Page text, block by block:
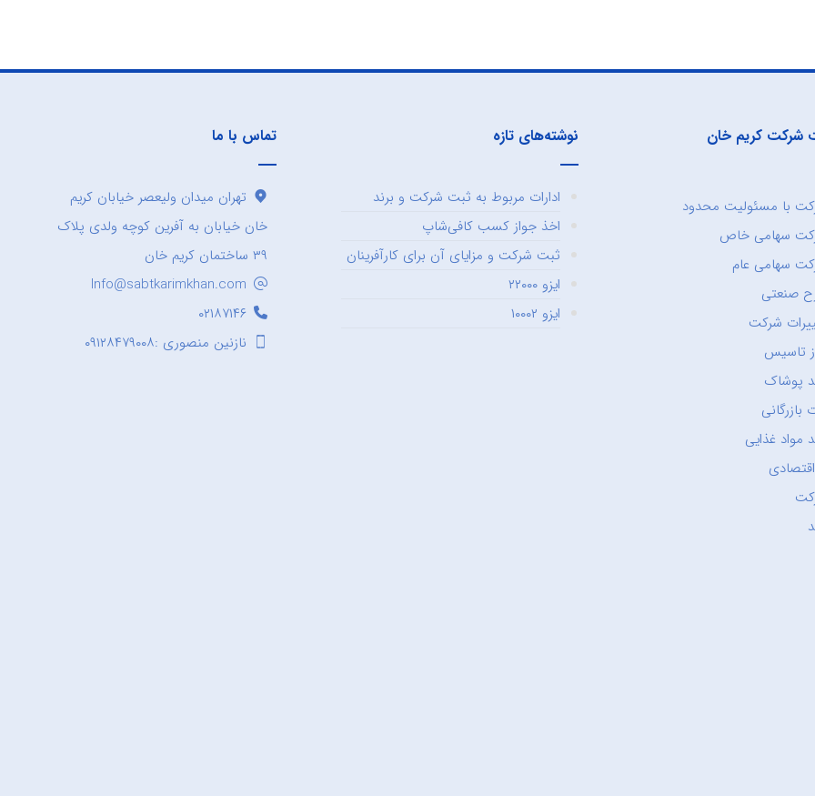
شرکت کریم خان
با مسئولیت محدود
سهامی خاص
سهامی عام
صنعتی
شرکت
تاسیس
پوشاک
بازرگانی
مواد غذایی
نوشته‌های تازه
ادارات مربوط به ثبت شرکت و برند
اخذ جواز کسب کافی‌شاپ
ثبت شرکت و مزایای آن برای کارآفرینان
ایزو ۲۲۰۰۰
ایزو ۱۰۰۰۲
تماس با ما
تهران میدان ولیعصر خیابان کریم
خان خیابان به آفرین کوچه ولدی پلاک
۳۹ ساختمان کریم خان
Info@sabtkarimkhan.com
۰۲۱۸۷۱۴۶
نازنین منصوری :۰۹۱۲۸۴۷۹۰۰۸